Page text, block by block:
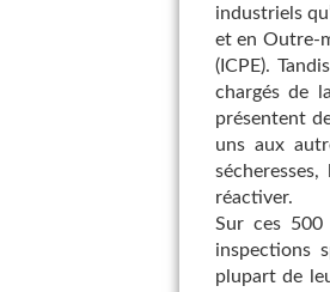
industriels
et en Outre-
(ICPE).
chargés de
présentent
uns aux
réactiver.
Sur ces
inspections
plupart de